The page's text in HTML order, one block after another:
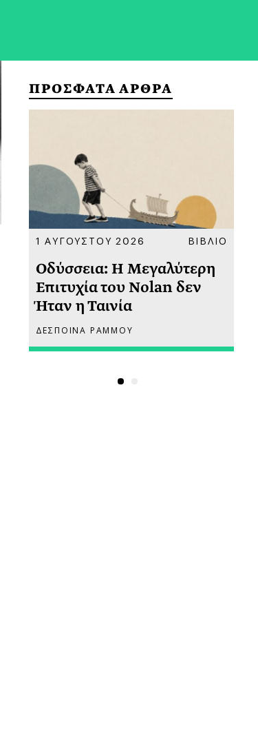
ΠΡΟΣΦΑΤΑ ΑΡΘΡΑ
1 ΑΥΓΟΥΣΤΟΥ 2026 ΒΙΒΛΙΟ
Οδύσσεια: Η Μεγαλύτερη
Επιτυχία του Nolan δεν
Ήταν η Ταινία
ΔΕΣΠΟΙΝΑ ΡΑΜΜΟΥ